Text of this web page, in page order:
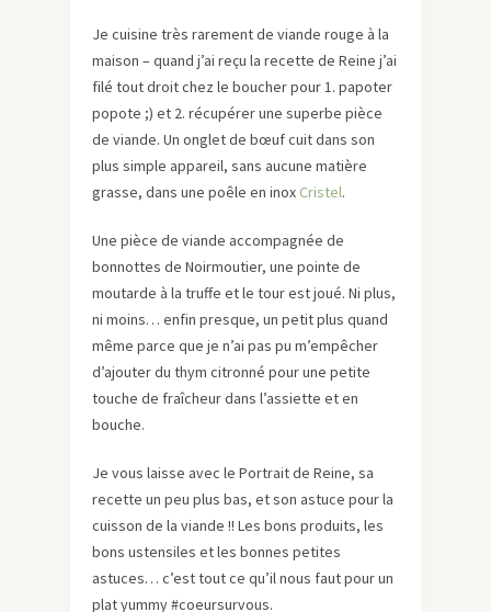
Je cuisine très rarement de viande rouge à la
maison – quand j’ai reçu la recette de Reine j’ai
filé tout droit chez le boucher pour ​1. papoter
popote ;) et 2. récupérer une superbe pièce
de viande. Un onglet de bœuf cuit dans son
plus simple appareil, sans aucune matière
grasse, dans une poêle en inox Cristel.
Une pièce de viande accompagnée de
bonnottes de Noirmoutier, une pointe de
moutarde à la truffe et le tour est joué. Ni plus,
ni moins… enfin presque, un petit plus quand
même parce que je n’ai pas pu m’empêcher
d’ajouter du thym citronné pour une petite
touche de fraîcheur dans l’assiette et en
bouche.
Je vous laisse avec le Portrait de Reine, sa
recette un peu plus bas, et son astuce pour la
cuisson de la viande !! Les bons produits, les
bons ustensiles et les bonnes petites
astuces… c’est tout ce qu’il nous faut pour un
plat yummy #coeursurvous.